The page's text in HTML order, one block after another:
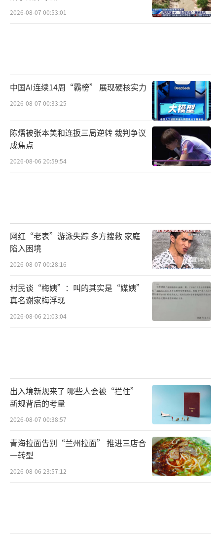
2026-08-07 00:53:01
中国AI连续14周“霸榜” 展现硬核实力
2026-08-07 00:33:25
陈熠被张本美和连扳三局逆转 裁判争议
成焦点
2026-08-06 20:59:54
网红“老表”游泳失踪 多方搜救 家庭
陷入困境
2026-08-07 00:28:16
村民谈“梅姨”：叫的其实是“媒姨”
真名谢家梅浮现
2026-08-06 21:03:04
出入境新规来了 哪些人会被“拦住”
新规背后的考量
2026-08-07 00:38:57
青海拉面告别“兰州拉面” 推进三店合
一转型
2026-08-06 23:57:12